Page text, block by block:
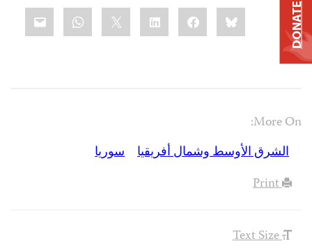
Share
this:
Bluesky
Facebook
LinkedIn
More On:
الشرق الأوسط وشمال أفريقيا
سوريا
Print
Text Size
DONATE